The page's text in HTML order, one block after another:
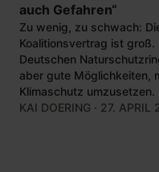
auch Gefahren“
Zu wenig, zu schwach:
Koalitionsvertrag ist
Deutschen
aber gute Möglichkeiten,
Klimaschutz
erfüllt sein.
KAI DOERING · 27. APRIL